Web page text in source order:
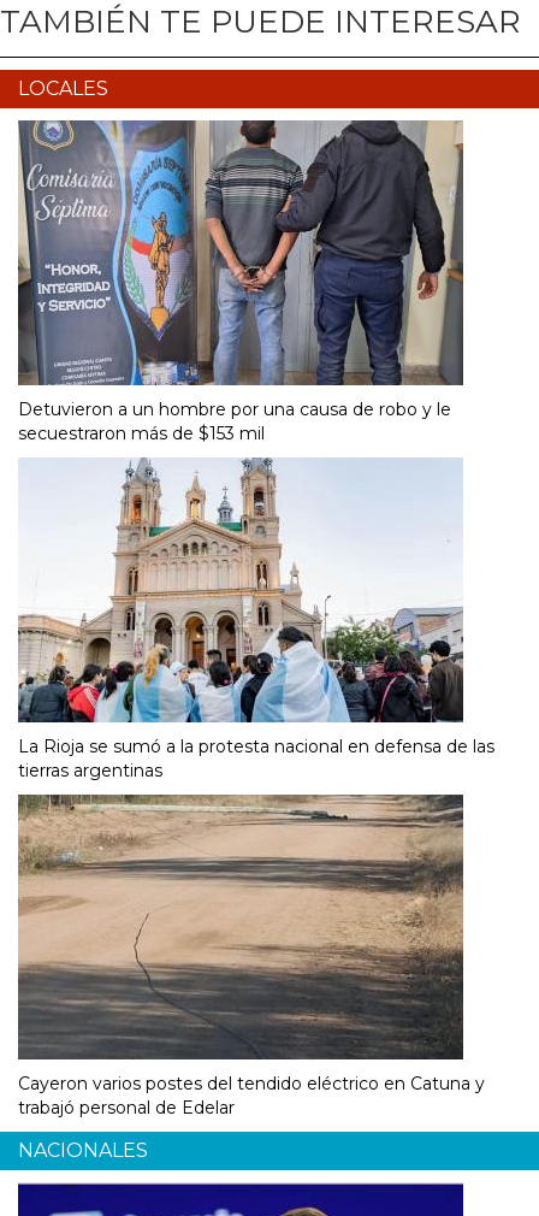
TAMBIÉN TE PUEDE INTERESAR
LOCALES
Detuvieron a un hombre por una causa de robo y le
secuestraron más de $153 mil
La Rioja se sumó a la protesta nacional en defensa de las
tierras argentinas
Cayeron varios postes del tendido eléctrico en Catuna y
trabajó personal de Edelar
NACIONALES